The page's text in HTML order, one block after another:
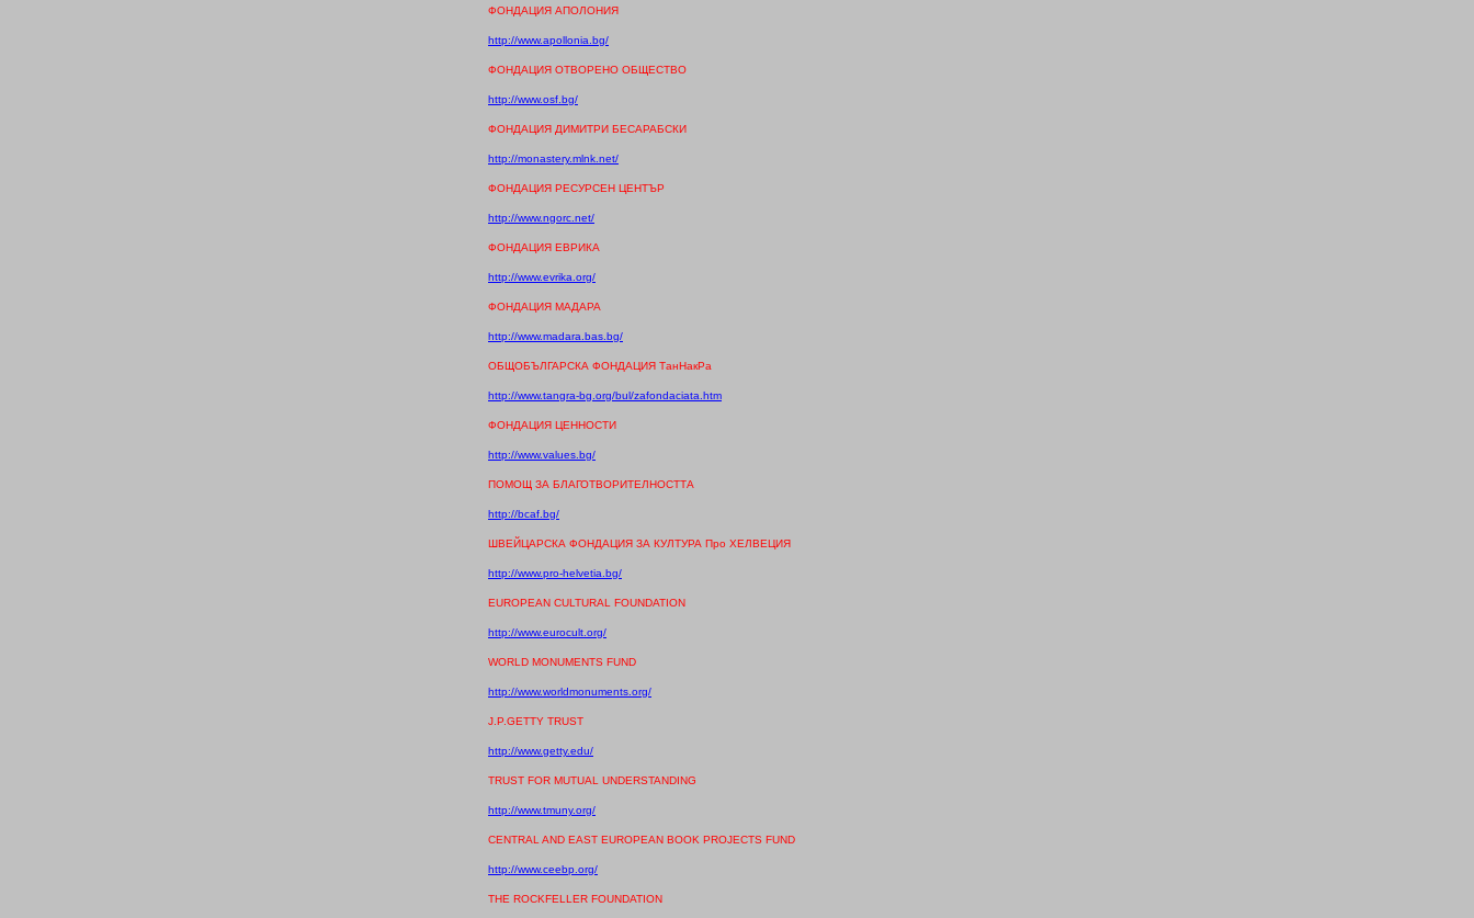
ФОНДАЦИЯ АПОЛОНИЯ
http://www.apollonia.bg/
ФОНДАЦИЯ ОТВОРЕНО ОБЩЕСТВО
http://www.osf.bg/
ФОНДАЦИЯ ДИМИТРИ БЕСАРАБСКИ
http://monastery.mlnk.net/
ФОНДАЦИЯ РЕСУРСЕН ЦЕНТЪР
http://www.ngorc.net/
ФОНДАЦИЯ ЕВРИКА
http://www.evrika.org/
ФОНДАЦИЯ МАДАРА
http://www.madara.bas.bg/
ОБЩОБЪЛГАРСКА ФОНДАЦИЯ ТанНакРа
http://www.tangra-bg.org/bul/zafondaciata.htm
ФОНДАЦИЯ ЦЕННОСТИ
http://www.values.bg/
ПОМОЩ ЗА БЛАГОТВОРИТЕЛНОСТТА
http://bcaf.bg/
ШВЕЙЦАРСКА ФОНДАЦИЯ ЗА КУЛТУРА Про ХЕЛВЕЦИЯ
http://www.pro-helvetia.bg/
EUROPEAN CULTURAL FOUNDATION
http://www.eurocult.org/
WORLD MONUMENTS FUND
http://www.worldmonuments.org/
J.P.GETTY TRUST
http://www.getty.edu/
TRUST FOR MUTUAL UNDERSTANDING
http://www.tmuny.org/
CENTRAL AND EAST EUROPEAN BOOK PROJECTS FUND
http://www.ceebp.org/
THE ROCKFELLER FOUNDATION